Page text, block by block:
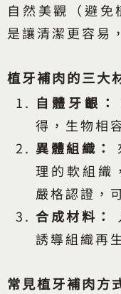
自然美觀（避
是讓清潔更容易
植牙補肉的三大
自體牙齦：
得，生物相
異體組織：
理的軟組織
嚴格認證，
合成材料：
誘導組織再
常見植牙補肉方